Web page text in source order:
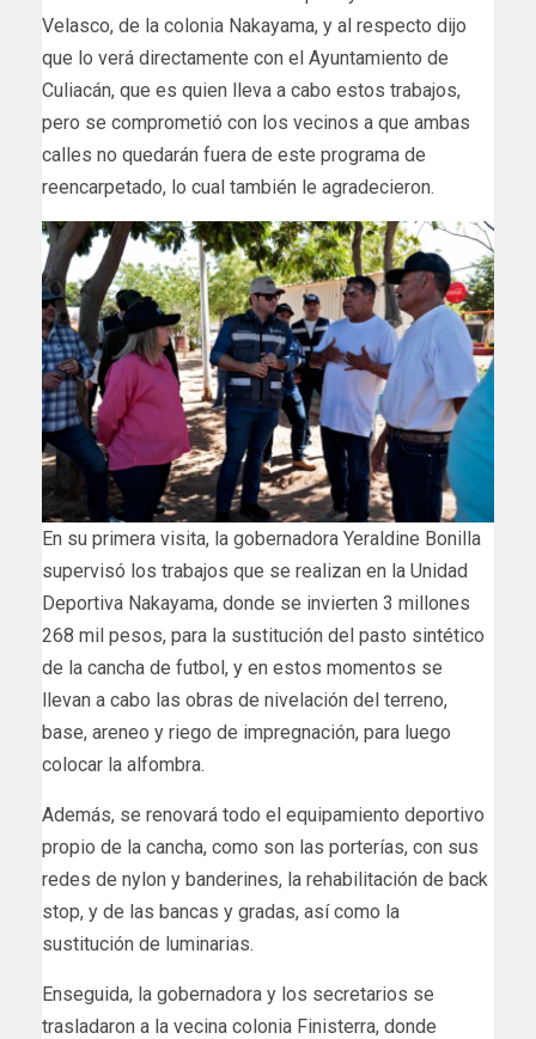
Velasco, de la colonia Nakayama, y al respecto dijo
que lo verá directamente con el Ayuntamiento de
Culiacán, que es quien lleva a cabo estos trabajos,
pero se comprometió con los vecinos a que ambas
calles no quedarán fuera de este programa de
reencarpetado, lo cual también le agradecieron.
En su primera visita, la gobernadora Yeraldine Bonilla
supervisó los trabajos que se realizan en la Unidad
Deportiva Nakayama, donde se invierten 3 millones
268 mil pesos, para la sustitución del pasto sintético
de la cancha de futbol, y en estos momentos se
llevan a cabo las obras de nivelación del terreno,
base, areneo y riego de impregnación, para luego
colocar la alfombra.
Además, se renovará todo el equipamiento deportivo
propio de la cancha, como son las porterías, con sus
redes de nylon y banderines, la rehabilitación de back
stop, y de las bancas y gradas, así como la
sustitución de luminarias.
Enseguida, la gobernadora y los secretarios se
trasladaron a la vecina colonia Finisterra, donde